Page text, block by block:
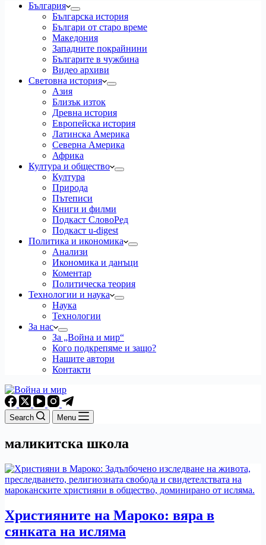
България
Българска история
Българи от старо време
Македония
Западните покрайнини
Българите в чужбина
Видео архиви
Световна история
Азия
Близък изток
Древна история
Европейска история
Латинска Америка
Северна Америка
Африка
Култура и общество
Култура
Природа
Пътеписи
Книги и филми
Подкаст СловоРед
Подкаст u-digest
Политика и икономика
Анализи
Икономика и данъци
Коментар
Политическа теория
Технологии и наука
Наука
Технологии
За нас
За „Война и мир“
Кого подкрепяме и защо?
Нашите автори
Контакти
Search Menu
маликитска школа
Християните на Мароко: вяра в
сянката на исляма